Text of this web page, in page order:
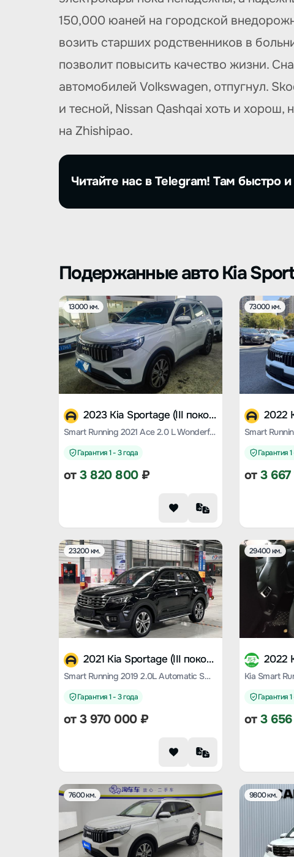
150,000 юаней на городской
возить старших родственников в
позволит повысить качество жизни.
автомобилей Volkswagen, отпугнул.
и тесной, Nissan Qashqai хоть и
на Zhishipao.
Читайте нас в Telegram! Там быстро
Подержанные авто Kia
13000 км.
2023 Kia Sportage (III поколение)
Smart Running 2021 Ace 2.0 L Wonderful Version
Гарантия 1 - 3 года
от3 820 800₽
73000 км.
Гарантия
от3 667
23200 км.
2021 Kia Sportage (III поколение)
Smart Running 2019 2.0L Automatic Smart Enjoy Deluxe Edition
Гарантия 1 - 3 года
от3 970 000₽
29400 км.
Гарантия
от3
7600 км. 9800 км.